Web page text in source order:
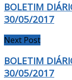
BOLETIM
30/05/2017
Next Post
BOLETIM
30/05/2017